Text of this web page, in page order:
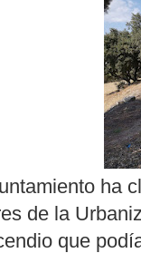
ha
de la
que